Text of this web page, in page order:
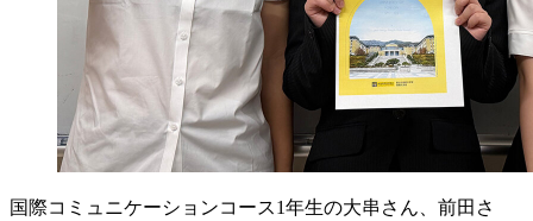
国際コミュニケーションコース1年生の大串さん、前田さ